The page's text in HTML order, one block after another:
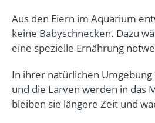
Aus den Eiern im Aquarium
keine Babyschnecken. Dazu
eine spezielle Ernährung
In ihrer natürlichen
und die Larven werden in das
bleiben sie längere Zeit und